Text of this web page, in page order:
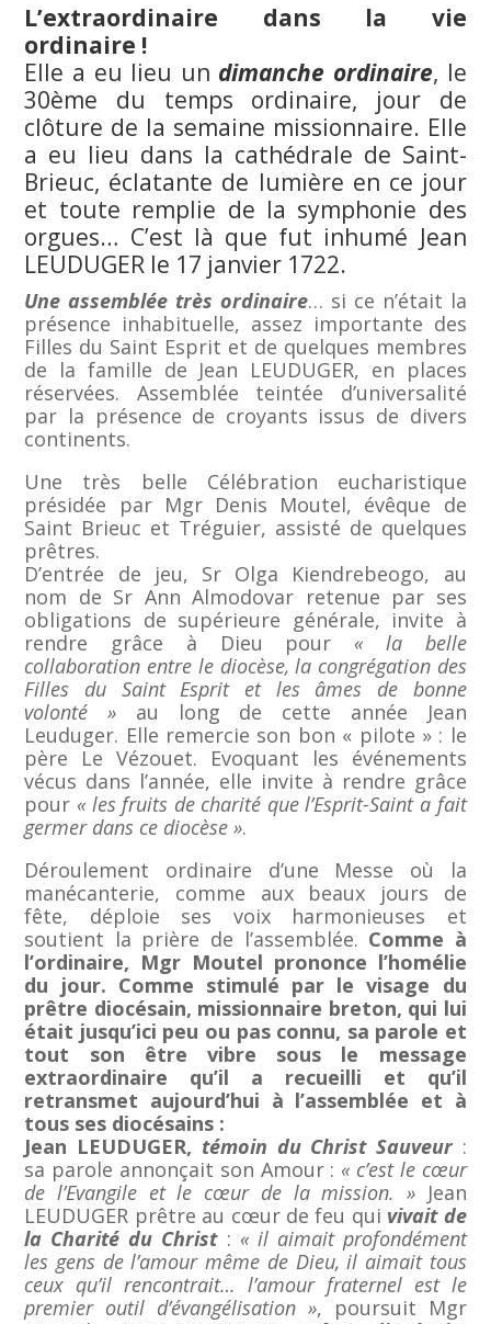
L’extraordinaire dans la vie
ordinaire !
Elle a eu lieu un dimanche ordinaire, le
30ème du temps ordinaire, jour de
clôture de la semaine missionnaire. Elle
a eu lieu dans la cathédrale de Saint-
Brieuc, éclatante de lumière en ce jour
et toute remplie de la symphonie des
orgues… C’est là que fut inhumé Jean
LEUDUGER le 17 janvier 1722.
Une assemblée très ordinaire… si ce n’était la
présence inhabituelle, assez importante des
Filles du Saint Esprit et de quelques membres
de la famille de Jean LEUDUGER, en places
réservées. Assemblée teintée d’universalité
par la présence de croyants issus de divers
continents.
Une très belle Célébration eucharistique
présidée par Mgr Denis Moutel, évêque de
Saint Brieuc et Tréguier, assisté de quelques
prêtres.
D’entrée de jeu, Sr Olga Kiendrebeogo, au
nom de Sr Ann Almodovar retenue par ses
obligations de supérieure générale, invite à
rendre grâce à Dieu pour « la belle
collaboration entre le diocèse, la congrégation des
Filles du Saint Esprit et les âmes de bonne
volonté » au long de cette année Jean
Leuduger. Elle remercie son bon « pilote » : le
père Le Vézouet. Evoquant les événements
vécus dans l’année, elle invite à rendre grâce
pour « les fruits de charité que l’Esprit-Saint a fait
germer dans ce diocèse ».
Déroulement ordinaire d’une Messe où la
manécanterie, comme aux beaux jours de
fête, déploie ses voix harmonieuses et
soutient la prière de l’assemblée. Comme à
l’ordinaire, Mgr Moutel prononce l’homélie
du jour. Comme stimulé par le visage du
prêtre diocésain, missionnaire breton, qui lui
était jusqu’ici peu ou pas connu, sa parole et
tout son être vibre sous le message
extraordinaire qu’il a recueilli et qu’il
retransmet aujourd’hui à l’assemblée et à
tous ses diocésains :
Jean LEUDUGER, témoin du Christ Sauveur:
sa parole annonçait son Amour : « c’est le cœur
de l’Evangile et le cœur de la mission. »Jean
LEUDUGER prêtre au cœur de feu qui vivait de
la Charité du Christ: « il aimait profondément
les gens de l’amour même de Dieu, il aimait tous
ceux qu’il rencontrait… l’amour fraternel est le
premier outil d’évangélisation », poursuit Mgr